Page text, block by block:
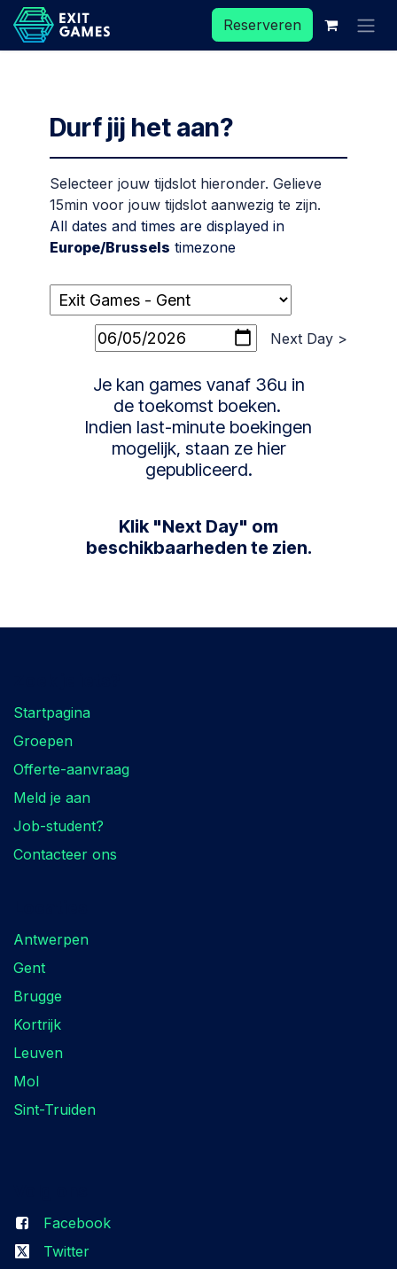
Overslaan naar inhoud
Reserveren
Durf jij het aan?
Selecteer jouw tijdslot hieronder. Gelieve
15min voor jouw tijdslot aanwezig te zijn.
All dates and times are displayed in
Europe/Brussels timezone
Next Day >
Je kan games vanaf 36u in
de toekomst boeken.
Indien last-minute boekingen
mogelijk, staan ze hier
gepubliceerd.
Klik "Next Day" om
beschikbaarheden te zien.
Startpagina
Groepen
Offerte-aanvraag
Meld je aan
Job-student?
Contacteer ons
Antwerpen
Gent
Brugge
Kortrijk
Leuven
Mol
Sint-Truiden
Facebook
Twitter